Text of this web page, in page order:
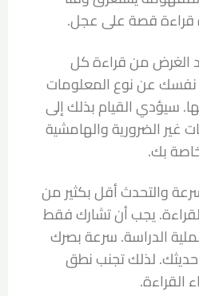
قراءة قصة على عجل.
الغرض من قراءة كل
عن نوع المعلومات
سيؤدي القيام بذلك إلى
غير الضرورية والهامشية
بك.
والتحدث أقل بكثير من
يجب أن تشارك فقط
الدراسة. سرعة بصرك
لذلك تجنب نطق
القراءة.